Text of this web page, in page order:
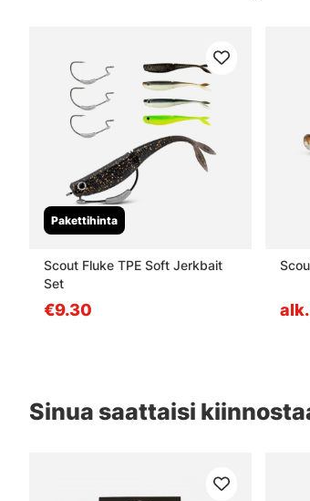
Pakettihinta
Scout Fluke TPE Soft Jerkbait
Set
€9.30
Sinua saattaisi